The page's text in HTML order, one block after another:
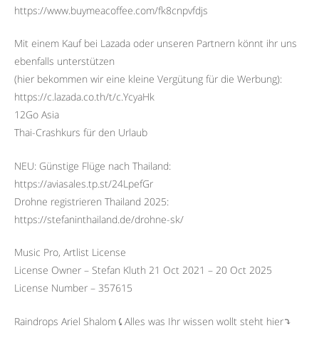
https://www.buymeacoffee.com/fk8cnpvfdjs
Mit einem Kauf bei Lazada oder unseren Partnern könnt ihr uns
ebenfalls unterstützen
(hier bekommen wir eine kleine Vergütung für die Werbung):
https://c.lazada.co.th/t/c.YcyaHk
12Go Asia
Thai-Crashkurs für den Urlaub
NEU: Günstige Flüge nach Thailand:
https://aviasales.tp.st/24LpefGr
Drohne registrieren Thailand 2025:
https://stefaninthailand.de/drohne-sk/
Music Pro, Artlist License
License Owner – Stefan Kluth 21 Oct 2021 – 20 Oct 2025
License Number – 357615
Raindrops Ariel Shalom⤹Alles was Ihr wissen wollt steht hier⤵︎